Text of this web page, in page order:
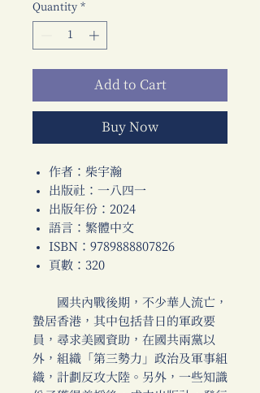
Quantity *
Add to Cart
Buy Now
作者：柴宇瀚
出版社：一八四一
出版年份：2024
語言：繁體中文
ISBN：9789888807826
頁數：320
國共內戰後期，不少華人流亡，
蟄居香港，其中包括昔日的軍政要
員，尋求美國資助，在國共兩黨以
外，組織「第三勢力」政治及軍事組
織，計劃反攻大陸。另外，一些知識